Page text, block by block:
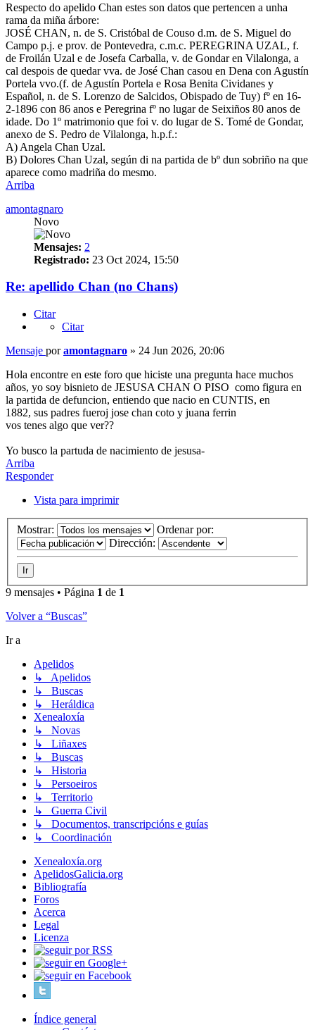
Respecto do apelido Chan estes son datos que pertencen a unha
rama da miña árbore:
JOSÉ CHAN, n. de S. Cristóbal de Couso d.m. de S. Miguel do
Campo p.j. e prov. de Pontevedra, c.m.c. PEREGRINA UZAL, f.
de Froilán Uzal e de Josefa Carballa, v. de Gondar en Vilalonga, a
cal despois de quedar vva. de José Chan casou en Dena con Agustín
Portela vvo.(f. de Agustín Portela e Rosa Benita Cividanes y
Español, n. de S. Lorenzo de Salcidos, Obispado de Tuy) fº en 16-
2-1896 con 86 anos e Peregrina fº no lugar de Seixiños 80 anos de
idade. Do 1º matrimonio que foi v. do lugar de S. Tomé de Gondar,
anexo de S. Pedro de Vilalonga, h.p.f.:
A) Angela Chan Uzal.
B) Dolores Chan Uzal, según di na partida de bº dun sobriño na que
aparece como madriña do mesmo.
Arriba
amontagnaro
Novo
Mensajes: 2
Registrado: 23 Oct 2024, 15:50
Re: apellido Chan (no Chans)
Citar
Citar
Mensaje poramontagnaro » 24 Jun 2026, 20:06
Hola encontre en este foro que hiciste una pregunta hace muchos
años, yo soy bisnieto de JESUSA CHAN O PISO como figura en
la partida de defuncion, entiendo que nacio en CUNTIS, en
1882, sus padres fueroj jose chan coto y juana ferrin
vos tenes algo que ver??
Yo busco la partuda de nacimiento de jesusa-
Arriba
Responder
Vista para imprimir
Mostrar:
Ordenar por:
Dirección:
9 mensajes • Página 1 de 1
Volver a “Buscas”
Ir a
Apelidos
↳ Apelidos
↳ Buscas
↳ Heráldica
Xenealoxía
↳ Novas
↳ Liñaxes
↳ Buscas
↳ Historia
↳ Persoeiros
↳ Territorio
↳ Guerra Civil
↳ Documentos, transcripcións e guías
↳ Coordinación
Xenealoxía.org
ApelidosGalicia.org
Bibliografía
Foros
Acerca
Legal
Licenza
Índice general